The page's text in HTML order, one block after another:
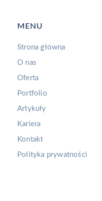
MENU
Strona główna
O nas
Oferta
Portfolio
Artykuły
Kariera
Kontakt
Polityka prywatności